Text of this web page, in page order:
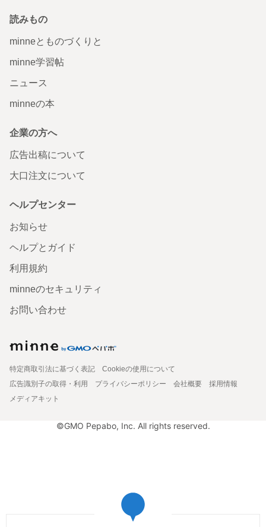
読みもの
minneとものづくりと
minne学習帖
ニュース
minneの本
企業の方へ
広告出稿について
大口注文について
ヘルプセンター
お知らせ
ヘルプとガイド
利用規約
minneのセキュリティ
お問い合わせ
特定商取引法に基づく表記
Cookieの使用について
広告識別子の取得・利用
プライバシーポリシー 会社概要
採用情報
メディアキット
©GMO Pepabo, Inc. All rights reserved.